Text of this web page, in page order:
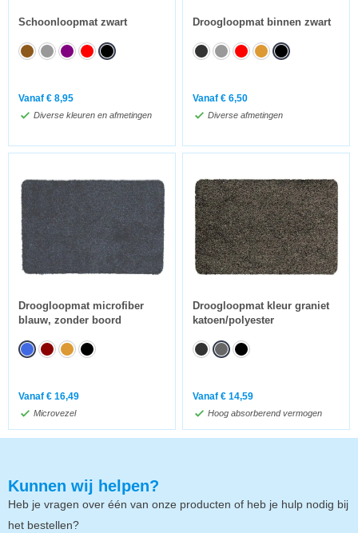
Schoonloopmat zwart
Vanaf € 8,95
Diverse kleuren en afmetingen
Droogloopmat binnen zwart
Vanaf € 6,50
Diverse afmetingen
Droogloopmat microfiber
blauw, zonder boord
Vanaf € 16,49
Microvezel
Droogloopmat kleur graniet
katoen/polyester
Vanaf € 14,59
Hoog absorberend vermogen
Kunnen wij helpen?
Heb je vragen over één van onze producten of heb je hulp nodig bij
het bestellen?